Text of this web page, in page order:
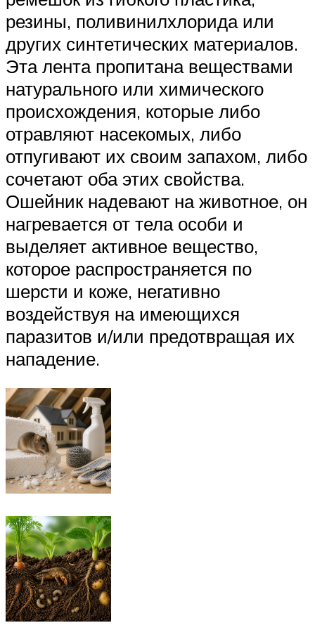
резины, поливинилхлорида или
других синтетических материалов.
Эта лента пропитана веществами
натурального или химического
происхождения, которые либо
отравляют насекомых, либо
отпугивают их своим запахом, либо
сочетают оба этих свойства.
Ошейник надевают на животное, он
нагревается от тела особи и
выделяет активное вещество,
которое распространяется по
шерсти и коже, негативно
воздействуя на имеющихся
паразитов и/или предотвращая их
нападение.